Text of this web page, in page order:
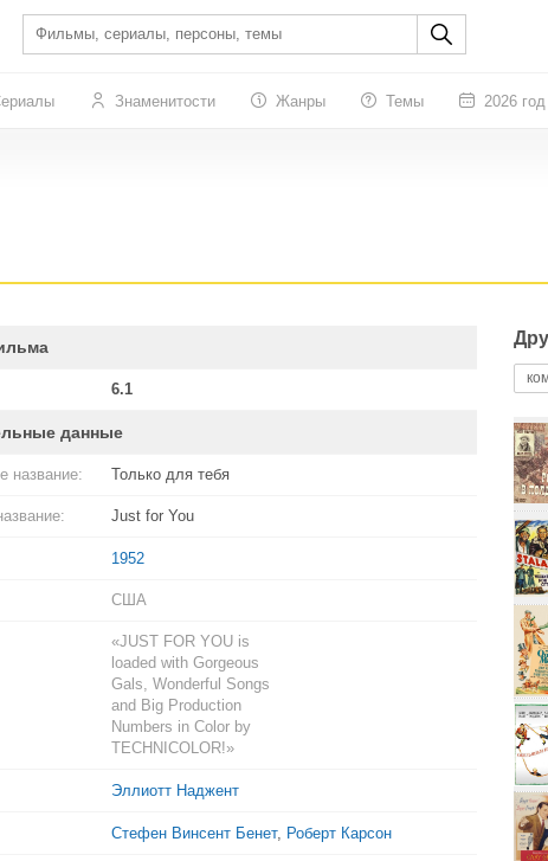
Знаменитости Жанры Темы 2026 год
6.1
данные
название: Только для тебя
Just for You
1952
США
«JUST FOR YOU is
loaded with Gorgeous
Gals, Wonderful Songs
and Big Production
Numbers in Color by
TECHNICOLOR!»
Эллиотт Наджент
Стефен Винсент Бенет, Роберт Карсон